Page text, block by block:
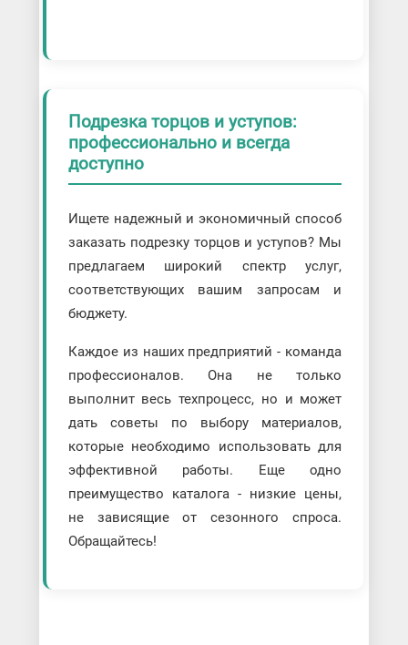
Подрезка торцов и уступов:
профессионально и всегда
доступно
Ищете надежный и экономичный способ
заказать подрезку торцов и уступов? Мы
предлагаем широкий спектр услуг,
соответствующих вашим запросам и
бюджету.
Каждое из наших предприятий - команда
профессионалов. Она не только
выполнит весь техпроцесс, но и может
дать советы по выбору материалов,
которые необходимо использовать для
эффективной работы. Еще одно
преимущество каталога - низкие цены,
не зависящие от сезонного спроса.
Обращайтесь!